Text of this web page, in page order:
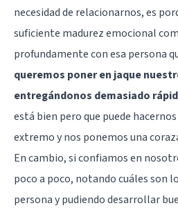
necesidad de relacionarnos, es
suficiente madurez emocional
profundamente con esa persona
queremos poner en jaque
entregándonos demasiado
está bien pero que puede
extremo y nos ponemos una
En cambio, si confiamos en
poco a poco, notando cuáles son
persona y pudiendo desarrollar